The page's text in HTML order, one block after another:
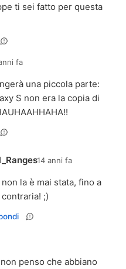
ti sei fatto per questa
fa
una piccola parte:
S non era la copia di
14 anni fa
la è mai stata, fino a
;)
penso che abbiano